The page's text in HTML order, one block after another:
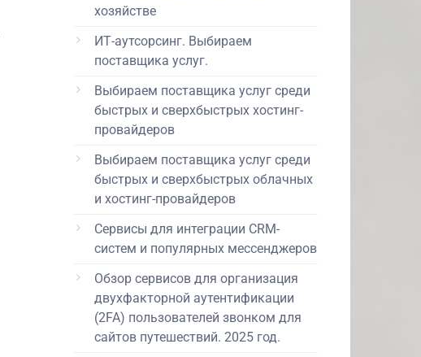
хозяйстве
ИТ-аутсорсинг. Выбираем
поставщика услуг.
Выбираем поставщика услуг среди
быстрых и сверхбыстрых хостинг-
провайдеров
Выбираем поставщика услуг среди
быстрых и сверхбыстрых облачных
и хостинг-провайдеров
Сервисы для интеграции CRM-
систем и популярных мессенджеров
Обзор сервисов для организация
двухфакторной аутентификации
(2FA) пользователей звонком для
сайтов путешествий. 2025 год.